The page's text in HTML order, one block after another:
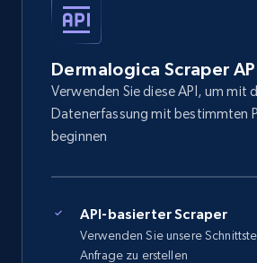
Dermalogica Scraper
Verwenden Sie diese API, um mit
Datenerfassung mit bestimmten
beginnen
API-basierter Scraper
Verwenden Sie unsere
Anfrage zu erstellen